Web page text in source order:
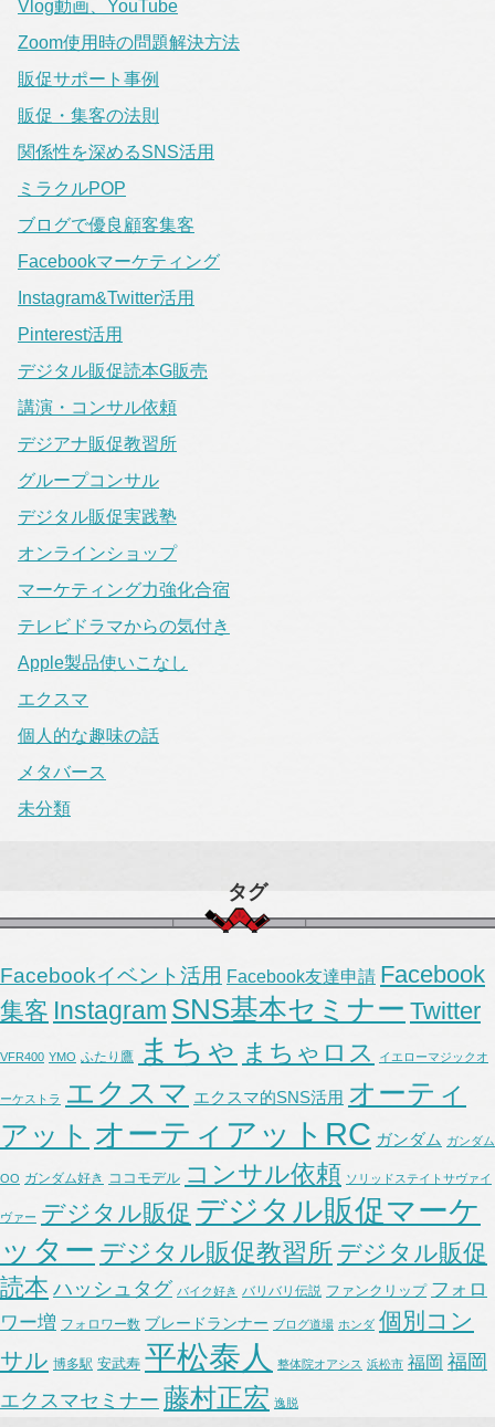
Vlog動画、YouTube
Zoom使用時の問題解決方法
販促サポート事例
販促・集客の法則
関係性を深めるSNS活用
ミラクルPOP
ブログで優良顧客集客
Facebookマーケティング
Instagram&Twitter活用
Pinterest活用
デジタル販促読本G販売
講演・コンサル依頼
デジアナ販促教習所
グループコンサル
デジタル販促実践塾
オンラインショップ
マーケティング力強化合宿
テレビドラマからの気付き
Apple製品使いこなし
エクスマ
個人的な趣味の話
メタバース
未分類
タグ
Facebookイベント活用 Facebook友達申請 Facebook
集客 Instagram SNS基本セミナー Twitter
VFR400 YMO ふたり鷹 まちゃ まちゃロス イエローマジックオ
ーケストラ エクスマ エクスマ的SNS活用 オーティ
アット オーティアットRC ガンダム ガンダム
OO ガンダム好き ココモデル コンサル依頼 ソリッドステイトサヴァイ
ヴァー デジタル販促 デジタル販促マーケ
ッター デジタル販促教習所 デジタル販促
読本 ハッシュタグ バイク好き バリバリ伝説 ファンクリップ フォロ
ワー増 フォロワー数 ブレードランナー ブログ道場 ホンダ 個別コン
サル 博多駅 安武寿 平松泰人 整体院オアシス 浜松市 福岡 福岡
エクスマセミナー 藤村正宏 逸脱